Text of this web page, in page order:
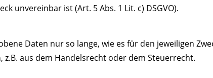
unvereinbar ist (Art. 5 Abs. 1 Lit. c) DSGVO).
Daten nur so lange, wie es für den jeweiligen
aus dem Handelsrecht oder dem Steuerrecht.